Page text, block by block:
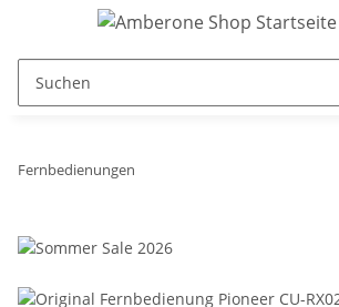
Fernbedienungen